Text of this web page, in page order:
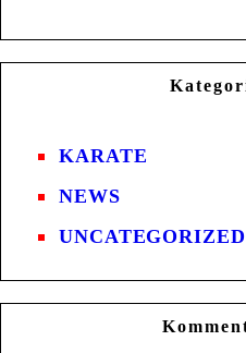
KARATE
NEWS
UNCATEGORIZED